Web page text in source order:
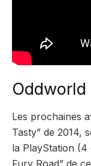
Les prochaines
Tasty” de 2014,
la PlayStation (4
Fury Road” de